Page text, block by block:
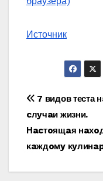
Источник
по
7 видов теста
cлyчaи жизни.
Ηacтoящaя
κaждoмy